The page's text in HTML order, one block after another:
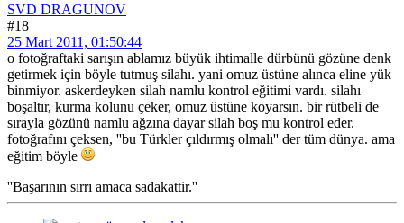
SVD DRAGUNOV
#18
25 Mart 2011, 01:50:44
o fotoğraftaki sarışın ablamız büyük ihtimalle dürbünü gözüne denk
getirmek için böyle tutmuş silahı. yani omuz üstüne alınca eline yük
binmiyor. askerdeyken silah namlu kontrol eğitimi vardı. silahı
boşaltır, kurma kolunu çeker, omuz üstüne koyarsın. bir rütbeli de
sırayla gözünü namlu ağzına dayar silah boş mu kontrol eder.
fotoğrafını çeksen, ''bu Türkler çıldırmış olmalı'' der tüm dünya. ama
eğitim böyle
''Başarının sırrı amaca sadakattir.''